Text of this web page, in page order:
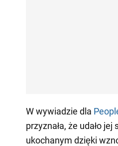
W wywiadzie dla
przyznała, że udało
ukochanym dzięki